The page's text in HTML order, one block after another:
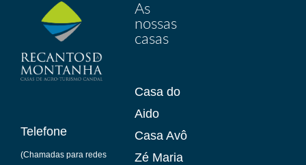
Telefone
(Chamadas para redes
As
nossas
casas
Casa do
Aido
Casa Avô
Zé Maria